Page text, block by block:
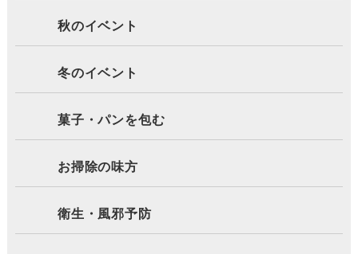
秋のイベント
冬のイベント
菓子・パンを包む
お掃除の味方
衛生・風邪予防